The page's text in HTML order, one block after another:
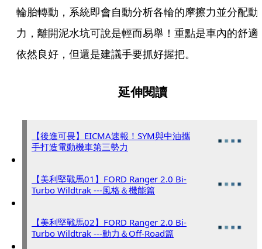
輪胎轉動，系統即會自動分析各輪的摩擦力並分配動
力，離開泥水坑可說是輕而易舉！重點是車內的舒適
依然良好，但還是建議手要抓好握把。
延伸閱讀
【後進可畏】EICMA速報！SYM與中油攜
手打造電動機車第三勢力
【美利堅戰馬01】FORD Ranger 2.0 Bi-
Turbo Wildtrak ---風格＆機能篇
【美利堅戰馬02】FORD Ranger 2.0 Bi-
Turbo Wildtrak ---動力＆Off-Road篇